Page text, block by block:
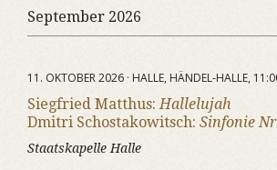
September 2026
11. OKTOBER 2026 · HALLE, HÄNDEL-HALLE,
Siegfried Matthus:Hallelujah
Dmitri Schostakowitsch: Sinfonie
Staatskapelle Halle